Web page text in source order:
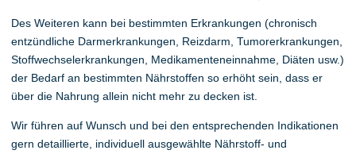
Des Weiteren kann bei bestimmten Erkrankungen (chronisch
entzündliche Darmerkrankungen, Reizdarm, Tumorerkrankungen,
Stoffwechselerkrankungen, Medikamenteneinnahme, Diäten usw.)
der Bedarf an bestimmten Nährstoffen so erhöht sein, dass er
über die Nahrung allein nicht mehr zu decken ist.
Wir führen auf Wunsch und bei den entsprechenden Indikationen
gern detaillierte, individuell ausgewählte Nährstoff- und